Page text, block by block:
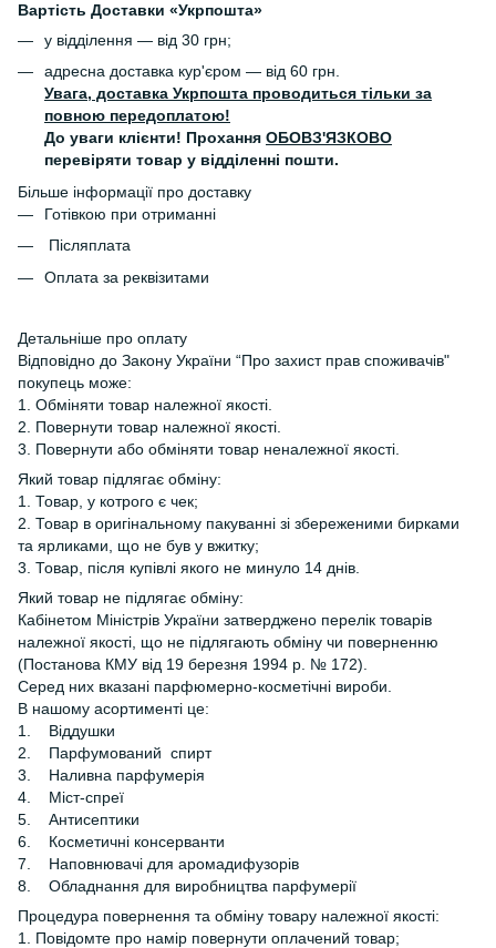
Вартість Доставки «Укрпошта»
у відділення — від 30 грн;
адресна доставка кур'єром — від 60 грн.
Увага, доставка Укрпошта проводиться тільки за
повною передоплатою!
До уваги клієнти! Прохання ОБОВЗ'ЯЗКОВО
перевіряти товар у відділенні пошти.
Більше інформації про доставку
Готівкою при отриманні
Післяплата
Оплата за реквізитами
Детальніше про оплату
Відповідно до Закону України “Про захист прав споживачів"
покупець може:
1. Обміняти товар належної якості.
2. Повернути товар належної якості.
3. Повернути або обміняти товар неналежної якості.
Який товар підлягає обміну:
1. Товар, у котрого є чек;
2. Товар в оригінальному пакуванні зі збереженими бирками
та ярликами, що не був у вжитку;
3. Товар, після купівлі якого не минуло 14 днів.
Який товар не підлягає обміну:
Кабінетом Міністрів України затверджено перелік товарів
належної якості, що не підлягають обміну чи поверненню
(Постанова КМУ від 19 березня 1994 р. № 172).
Серед них вказані парфюмерно-косметічні вироби.
В нашому асортименті це:
1. Віддушки
2. Парфумований спирт
3. Наливна парфумерія
4. Міст-спреї
5. Антисептики
6. Косметичні консерванти
7. Наповнювачі для аромадифузорів
8. Обладнання для виробництва парфумерії
Процедура повернення та обміну товару належної якості:
1. Повідомте про намір повернути оплачений товар;